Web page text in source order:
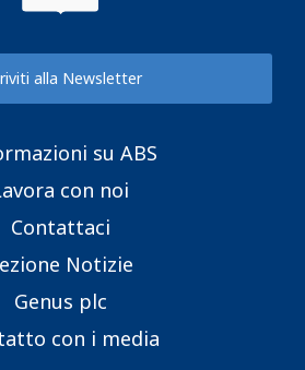
alla Newsletter
su ABS
con noi
Contattaci
Notizie
Genus plc
con i media